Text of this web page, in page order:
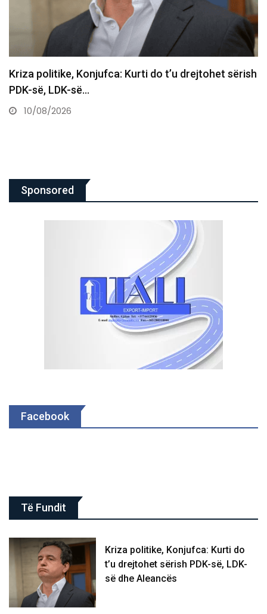
Nuk ka mbaruar ende: Zvicra përgatitet për një
tjetër valë…
10/08/2026
Sponsored
Facebook
Të Fundit
Kriza politike, Konjufca: Kurti do
t’u drejtohet sërish PDK-së, LDK-
së dhe Aleancës